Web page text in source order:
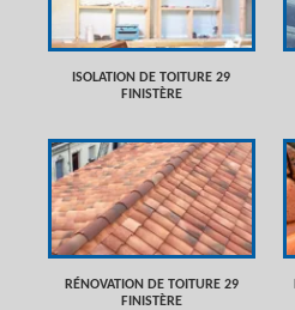
ISOLATION DE TOITURE 29
FINISTÈRE
RÉNOVATION DE TOITURE 29
FINISTÈRE